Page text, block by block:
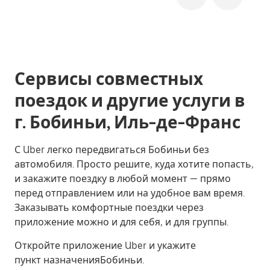
Сервисы совместных
поездок и другие услуги в
г. Бобиньи, Иль-де-Франс
С Uber легко передвигаться Бобиньи без
автомобиля. Просто решите, куда хотите попасть,
и закажите поездку в любой момент — прямо
перед отправлением или на удобное вам время.
Заказывать комфортные поездки через
приложение можно и для себя, и для группы.
Откройте приложение Uber и укажите
пункт назначенияБобиньи.